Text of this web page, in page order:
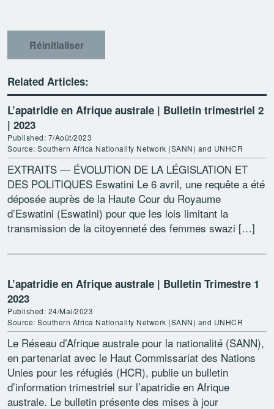
Réinitialiser
Related Articles:
L’apatridie en Afrique australe | Bulletin trimestriel 2
| 2023
Published: 7/Août/2023
Source: Southern Africa Nationality Network (SANN) and UNHCR
EXTRAITS — ÉVOLUTION DE LA LÉGISLATION ET
DES POLITIQUES Eswatini Le 6 avril, une requête a été
déposée auprès de la Haute Cour du Royaume
d’Eswatini (Eswatini) pour que les lois limitant la
transmission de la citoyenneté des femmes swazi […]
L’apatridie en Afrique australe | Bulletin Trimestre 1
2023
Published: 24/Mai/2023
Source: Southern Africa Nationality Network (SANN) and UNHCR
Le Réseau d’Afrique australe pour la nationalité (SANN),
en partenariat avec le Haut Commissariat des Nations
Unies pour les réfugiés (HCR), publie un bulletin
d’information trimestriel sur l’apatridie en Afrique
australe. Le bulletin présente des mises à jour